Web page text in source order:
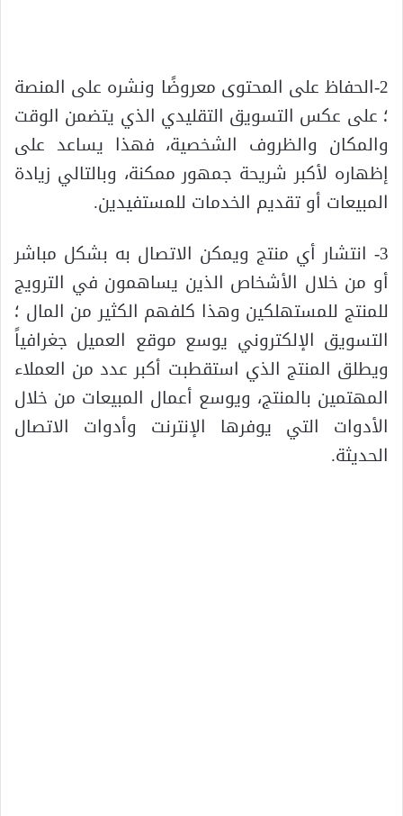
2-الحفاظ على المحتوى معروضًا ونشره على المنصة
؛ على عكس التسويق التقليدي الذي يتضمن الوقت
والمكان والظروف الشخصية، فهذا يساعد على
إظهاره لأكبر شريحة جمهور ممكنة، وبالتالي زيادة
المبيعات أو تقديم الخدمات للمستفيدين.
3- انتشار أي منتج ويمكن الاتصال به بشكل مباشر
أو من خلال الأشخاص الذين يساهمون في الترويج
للمنتج للمستهلكين وهذا كلفهم الكثير من المال ؛
التسويق الإلكتروني يوسع موقع العميل جغرافياً
ويطلق المنتج الذي استقطبت أكبر عدد من العملاء
المهتمين بالمنتج، ويوسع أعمال المبيعات من خلال
الأدوات التي يوفرها الإنترنت وأدوات الاتصال
الحديثة.